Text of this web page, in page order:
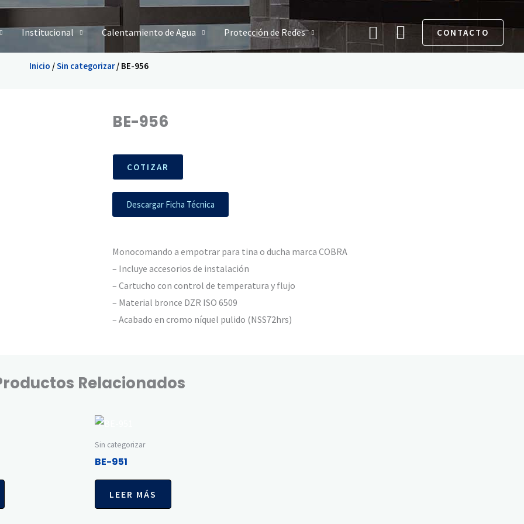
Institucional Calentamiento de Agua Protección de Redes Buscar CONTACTO
Inicio /Sin categorizar/ BE-956
BE-956
COTIZAR
Descargar Ficha Técnica
Monocomando a empotrar para tina o ducha marca COBRA
– Incluye accesorios de instalación
– Cartucho con control de temperatura y flujo
– Material bronce DZR ISO 6509
– Acabado en cromo níquel pulido (NSS72hrs)
Relacionados
Sin categorizar
BE-951
LEER MÁS